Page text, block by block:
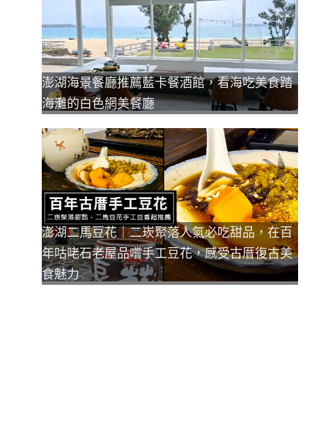
澎湖海景餐廳推薦藍卡餐酒館，看海吃美食踏
海灘的白色網美餐廳
澎湖二馬豆花｜二崁聚落人氣必吃甜品，在百
年咕咾石老屋品嚐手工豆花，感受古厝復古美
食魅力